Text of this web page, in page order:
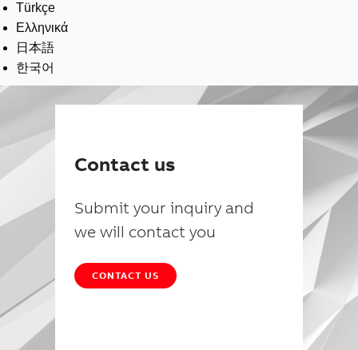
Türkçe
Ελληνικά
日本語
한국어
Contact us
Submit your inquiry and
we will contact you
CONTACT US